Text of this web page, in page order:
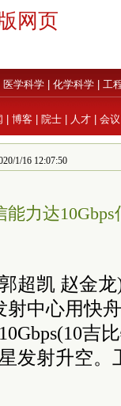
网页
医学科学 化学科学 工
博客 院士 人才 会议
1/16 12:07:50
力达
超凯 赵金
射中心用快
吉
射升空。